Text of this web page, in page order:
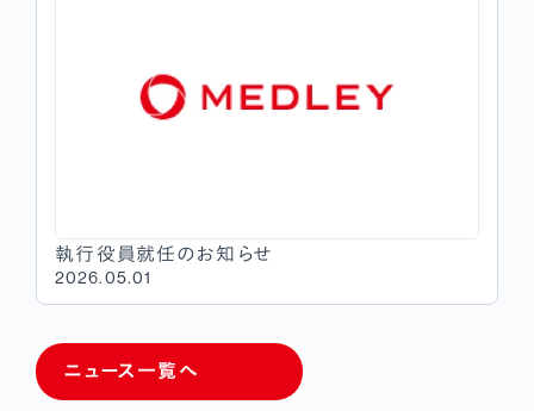
ニュース一覧へ
執行役員就任のお知らせ
2026.05.01